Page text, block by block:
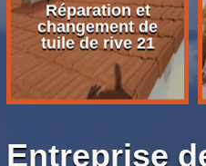
Réparation et
changement de
tuile de rive 21
Entreprise